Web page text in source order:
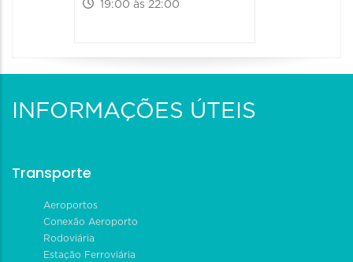
19:00 às 22:00
INFORMAÇÕES ÚTEIS
Transporte
Aeroportos
Conexão Aeroporto
Rodoviária
Estação Ferroviária